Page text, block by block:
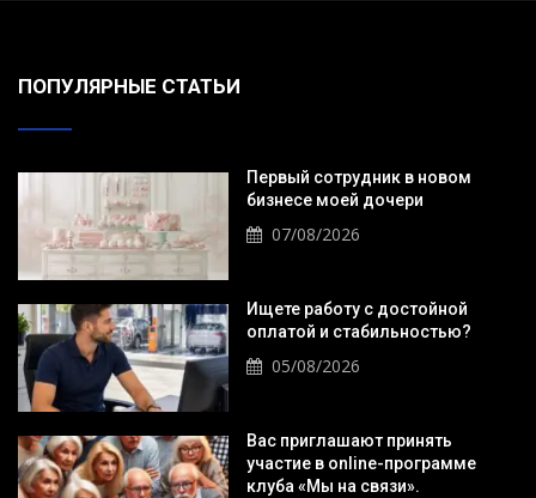
ПОПУЛЯРНЫЕ СТАТЬИ
Первый сотрудник в новом
бизнесе моей дочери
07/08/2026
Ищете работу с достойной
оплатой и стабильностью?
05/08/2026
Вас приглашают принять
участие в online-программе
клуба «Мы на связи».